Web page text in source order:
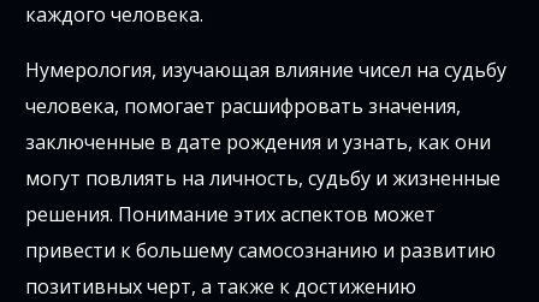
каждого человека.
Нумерология, изучающая влияние чисел на судьбу
человека, помогает расшифровать значения,
заключенные в дате рождения и узнать, как они
могут повлиять на личность, судьбу и жизненные
решения. Понимание этих аспектов может
привести к большему самосознанию и развитию
позитивных черт, а также к достижению